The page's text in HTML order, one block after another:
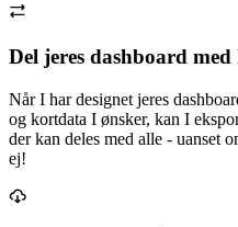
Del jeres dashboard med
Når I har designet jeres
og kortdata I ønsker, kan I
der kan deles med alle - uanset
ej!